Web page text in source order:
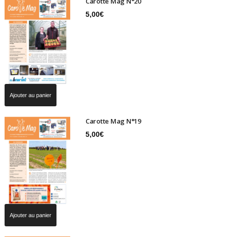
5,00€
Ajouter au panier
Carotte Mag N°19
5,00€
Ajouter au panier